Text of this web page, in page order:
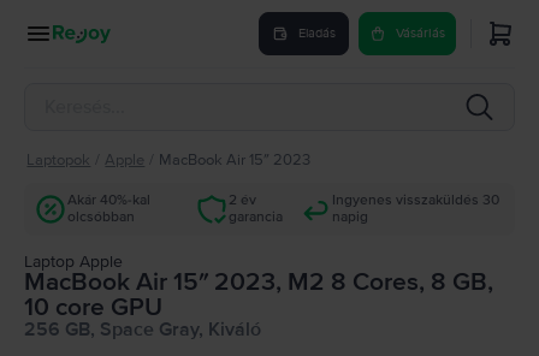
Eladás Vásárlás
Laptopok Apple MacBook Air 15″ 2023
Akár 40%-kal
olcsóbban
2 év
garancia
Ingyenes visszaküldés 30
napig
Laptop Apple
MacBook Air 15″ 2023, M2 8 Cores, 8 GB,
10 core GPU
256 GB, Space Gray, Kiváló